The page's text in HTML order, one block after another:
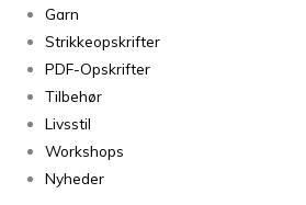
Garn
Strikkeopskrifter
PDF-Opskrifter
Tilbehør
Livsstil
Workshops
Nyheder